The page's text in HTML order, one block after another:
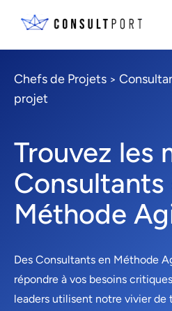
Chefs de Projets >
projet
Trouvez les
Consultants
Méthode
Des Consultants en Méthode
répondre à vos besoins
leaders utilisent notre vivier de